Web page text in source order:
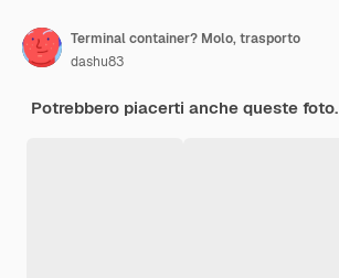
Terminal container? Molo, trasporto
dashu83
Potrebbero piacerti anche queste foto.